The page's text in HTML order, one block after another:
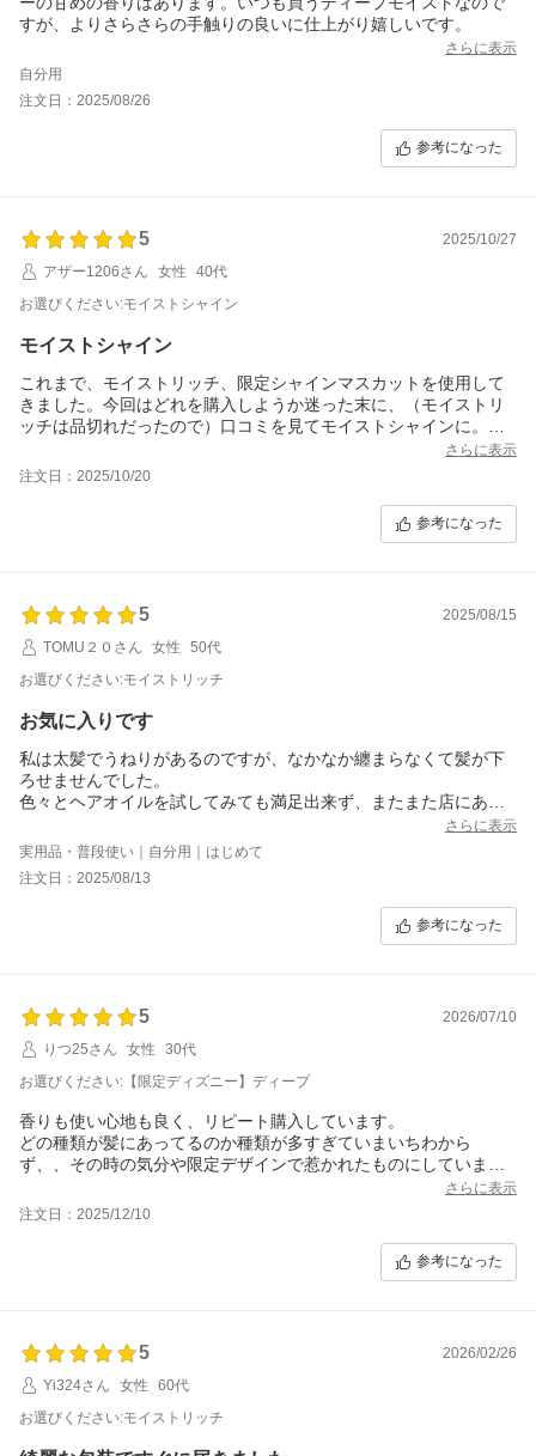
すが、よりさらさらの手触りの良いに仕上がり嬉しいです。
さらに表示
自分用
注文日：2025/08/26
参考になった
5
2025/10/27
アザー1206さん
女性
40代
お選びください:モイストシャイン
モイストシャイン
これまで、モイストリッチ、限定シャインマスカットを使用して
きました。今回はどれを購入しようか迷った末に、（モイストリ
ッチは品切れだったので）口コミを見てモイストシャインに。と
ても良い香りです。色もデザインも可愛いので、洗面台の棚にあ
るとキブンも上がります！限定がお店で売ってたのでサンプルの
さらに表示
注文日：2025/10/20
参考になった
5
2025/08/15
TOMU２０さん
女性
50代
お選びください:モイストリッチ
お気に入りです
私は太髪でうねりがあるのですが、なかなか纏まらなくて髪が下
ろせませんでした。
色々とヘアオイルを試してみても満足出来ず、またまた店にあっ
たテスターでこちらの商品を試してみた所、ベタつかないのにと
ても纏まりがあってビックリでした。
母も気に入ったので、早速こちらで詰替え用と一緒に大量購入し
てしまいました。
さらに表示
実用品・普段使い｜自分用｜はじめて
注文日：2025/08/13
参考になった
5
2026/07/10
りつ25さん
女性
30代
お選びください:【限定ディズニー】ディープ
香りも使い心地も良く、リピート購入しています。
どの種類が髪にあってるのか種類が多すぎていまいちわから
ず、、その時の気分や限定デザインで惹かれたものにしていま
今後もリピート予定です！
さらに表示
注文日：2025/12/10
参考になった
5
2026/02/26
Yi324さん
女性
60代
お選びください:モイストリッチ